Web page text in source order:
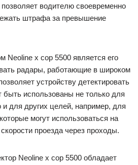
водителю своевременно
штрафа за превышение
x cop 5500 является его
радары, работающие в широком
устройству детектировать
быть использованы не только для
и для других целей, например, для
могут использоваться на
проезда через проходы.
Neoline x cop 5500 обладает